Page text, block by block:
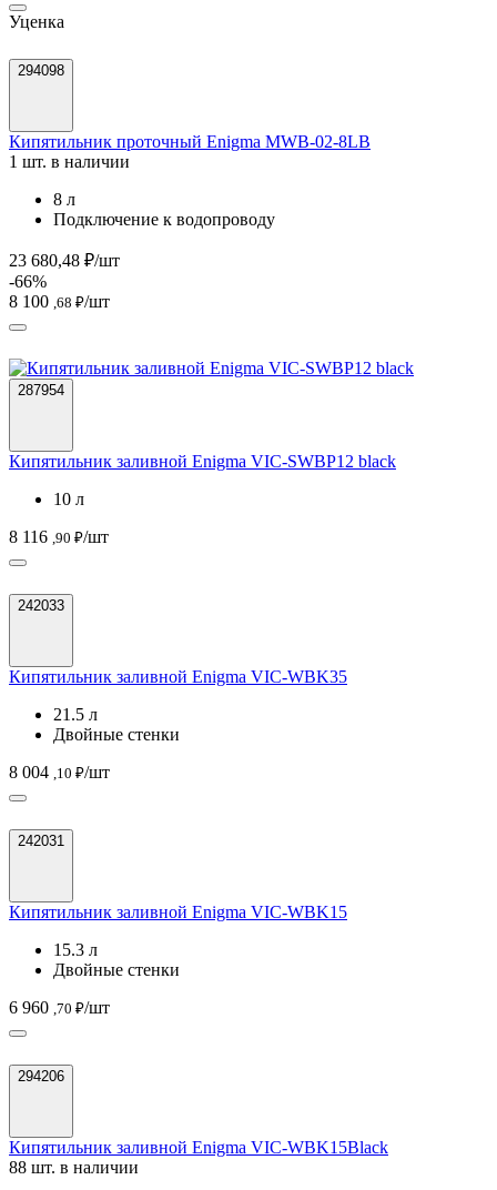
Уценка
294098
Кипятильник проточный Enigma MWB-02-8LB
1 шт. в наличии
8 л
Подключение к водопроводу
23 680,48 ₽/шт
-66%
8 100 ,68 ₽/шт
287954
Кипятильник заливной Enigma VIC-SWBP12 black
10 л
8 116 ,90 ₽/шт
242033
Кипятильник заливной Enigma VIC-WBK35
21.5 л
Двойные стенки
8 004 ,10 ₽/шт
242031
Кипятильник заливной Enigma VIC-WBK15
15.3 л
Двойные стенки
6 960 ,70 ₽/шт
294206
Кипятильник заливной Enigma VIC-WBK15Black
88 шт. в наличии